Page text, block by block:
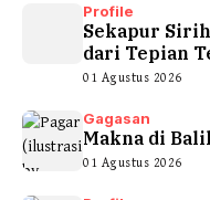
Profile
Sekapur
dari Tepian
01 Agustus 2026
Gagasan
Makna di
01 Agustus 2026